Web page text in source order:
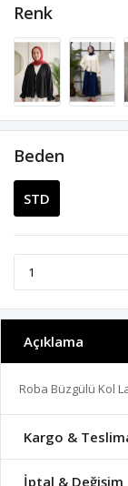
Renk
Beden
STD
Açıklama
Roba Büzgülü Kol
Kargo &
İptal & Değişim